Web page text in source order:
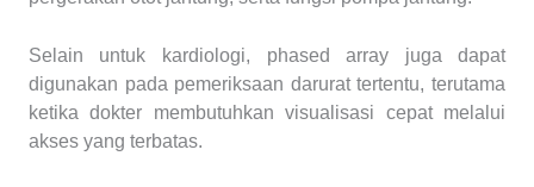
Selain untuk kardiologi, phased array juga dapat
digunakan pada pemeriksaan darurat tertentu, terutama
ketika dokter membutuhkan visualisasi cepat melalui
akses yang terbatas.